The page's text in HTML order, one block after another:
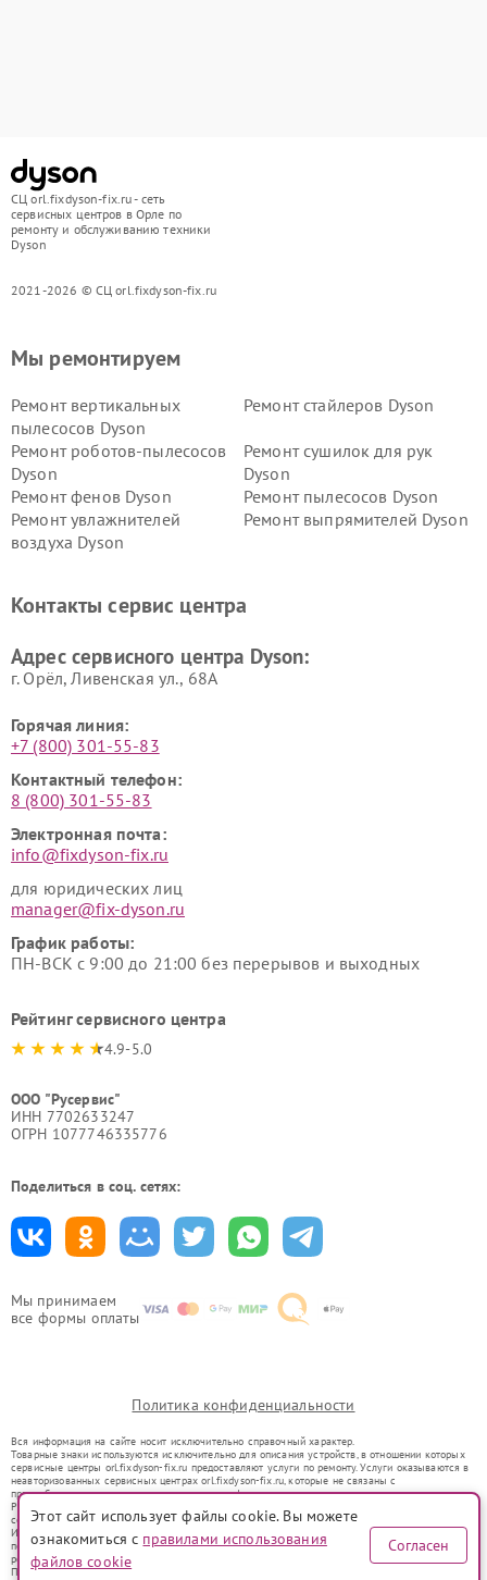
СЦ orl.fixdyson-fix.ru - сеть
сервисных центров в Орле по
ремонту и обслуживанию техники
Dyson
2021-2026 © СЦ orl.fixdyson-fix.ru
Мы принимаем
все формы оплаты
Мы ремонтируем
Ремонт вертикальных
пылесосов Dyson
Ремонт стайлеров Dyson
Ремонт роботов-пылесосов
Dyson
Ремонт сушилок для рук
Dyson
Ремонт фенов Dyson
Ремонт пылесосов Dyson
Ремонт увлажнителей
воздуха Dyson
Ремонт выпрямителей Dyson
Контакты сервис центра
Адрес сервисного центра Dyson:
г. Орёл, Ливенская ул., 68А
Горячая линия:
+7 (800) 301-55-83
Контактный телефон:
8 (800) 301-55-83
Электронная почта:
info@fixdyson-fix.ru
для юридических лиц
manager@fix-dyson.ru
График работы:
ПН-ВСК с 9:00 до 21:00 без перерывов и выходных
Рейтинг сервисного центра
4.9-5.0
ООО "Русервис"
ИНН 7702633247
ОГРН 1077746335776
Поделиться в соц. сетях:
Политика конфиденциальности
Вся информация на сайте носит исключительно справочный характер.
Товарные знаки используются исключительно для описания устройств, в отношении которых
сервисные центры orl.fixdyson-fix.ru предоставляют услуги по ремонту. Услуги оказываются в
неавторизованных сервисных центрах orl.fixdyson-fix.ru, которые не связаны с
правообладателями товарных знаков или их официальными представителями.
Ремонт осуществляется для устройств, уже введенных в гражданский оборот в соответствии
со статьей 1487 ГК РФ.
Использование товарных знаков не преследует цели индивидуализации услуг или введения
потребителей в заблуждение, а служит для информирования о предоставляемых услугах по
ремонту техники указанных брендов.
Представленная на сайте информация не является публичной офертой, определяемой
Этот сайт использует файлы cookie. Вы можете
ознакомиться с правилами использования
файлов cookie
Согласен